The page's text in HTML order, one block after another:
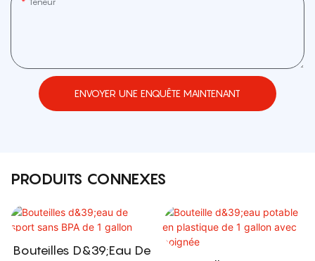
ENVOYER UNE ENQUÊTE MAINTENANT
PRODUITS CONNEXES
Bouteilles D&39;eau De